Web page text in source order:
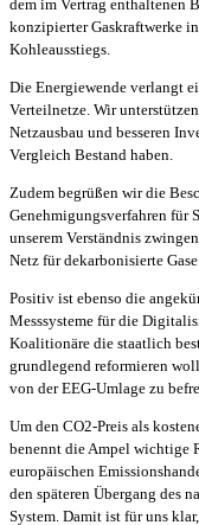
dem im Vertrag enthaltenen
konzipierter Gaskraftwerke
Kohleausstiegs.
Die Energiewende verlangt
Verteilnetze. Wir
Netzausbau und besseren
Vergleich Bestand haben.
Zudem begrüßen wir die
Genehmigungsverfahren für
unserem Verständnis
Netz für dekarbonisierte
Positiv ist ebenso die
Messsysteme für die
Koalitionäre die staatlich
grundlegend reformieren
von der EEG-Umlage zu
Um den CO2-Preis als
benennt die Ampel wichtige
europäischen
den späteren Übergang des
System. Damit ist für uns